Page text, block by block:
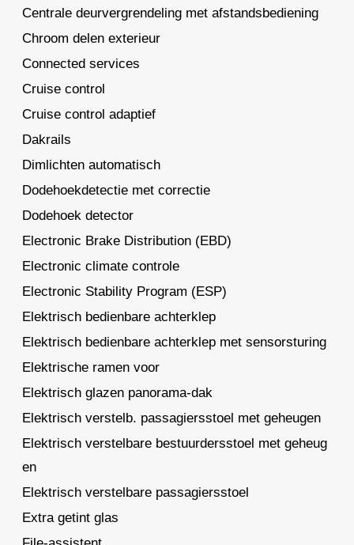
Centrale deurvergrendeling met afstandsbediening
Chroom delen exterieur
Connected services
Cruise control
Cruise control adaptief
Dakrails
Dimlichten automatisch
Dodehoekdetectie met correctie
Dodehoek detector
Electronic Brake Distribution (EBD)
Electronic climate controle
Electronic Stability Program (ESP)
Elektrisch bedienbare achterklep
Elektrisch bedienbare achterklep met sensorsturing
Elektrische ramen voor
Elektrisch glazen panorama-dak
Elektrisch verstelb. passagiersstoel met geheugen
Elektrisch verstelbare bestuurdersstoel met geheug
en
Elektrisch verstelbare passagiersstoel
Extra getint glas